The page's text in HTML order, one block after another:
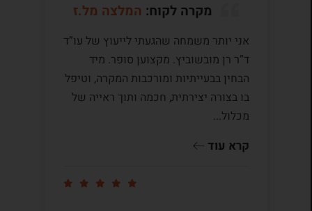
מקרה לקוח: המלצה מל.ז
אני יותר משמחה שהגעתי לייעוץ של עו”ד
ד”ר רן מובשוביץ. מקצוען סופר. מיד
הבחין בבעייתיות ומורכבות המקרה, וטיפל
בו בצורה יצירתית, חכמה ותוך ראייה של
מכלול...
קרא עוד